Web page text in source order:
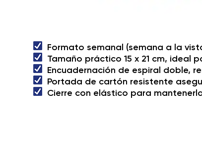
Formato semanal (semana a la
Tamaño práctico 15 x 21 cm, ideal
Encuadernación de espiral doble,
Portada de cartón resistente
Cierre con elástico para